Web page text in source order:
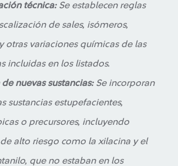
técnica:Se establecen reglas
de sales, isómeros,
otras variaciones químicas de las
incluidas en los listados.
nuevas sustancias:Se incorporan
sustancias estupefacientes,
o precursores, incluyendo
alto riesgo como la xilacina y el
que no estaban en los